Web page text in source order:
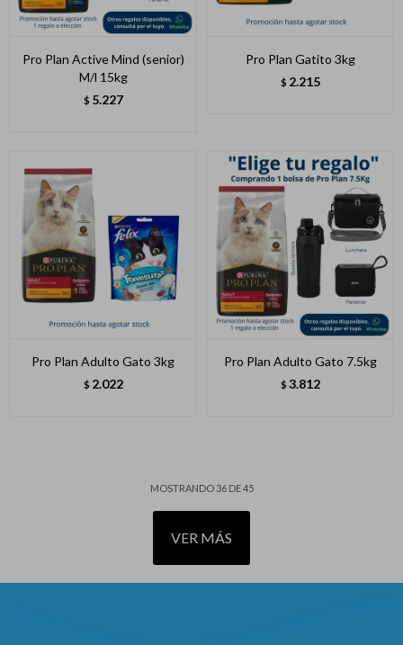
Pro Plan Active Mind (senior)
M/l 15kg
$ 5.227
Pro Plan Gatito 3kg
$ 2.215
Pro Plan Adulto Gato 3kg
$ 2.022
Pro Plan Adulto Gato 7.5kg
$ 3.812
MOSTRANDO 36DE45
VER MÁS